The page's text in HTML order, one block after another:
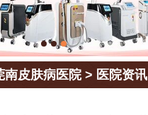
南皮肤病医院> 医院资讯